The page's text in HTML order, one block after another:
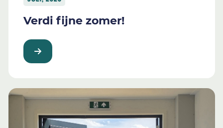
Verdi fijne zomer!